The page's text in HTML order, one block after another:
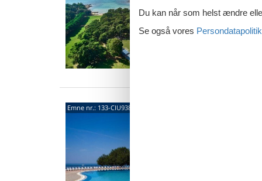
Emne nr.: 133-CIU938
Du kan når som helst ændre
Se også vores Persondatapolitik